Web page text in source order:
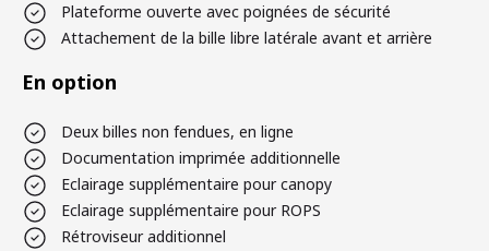
Plateforme ouverte avec poignées de sécurité
Attachement de la bille libre latérale avant et arrière
En option
Deux billes non fendues, en ligne
Documentation imprimée additionnelle
Eclairage supplémentaire pour canopy
Eclairage supplémentaire pour ROPS
Rétroviseur additionnel